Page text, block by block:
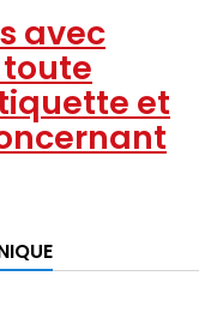
avec
et